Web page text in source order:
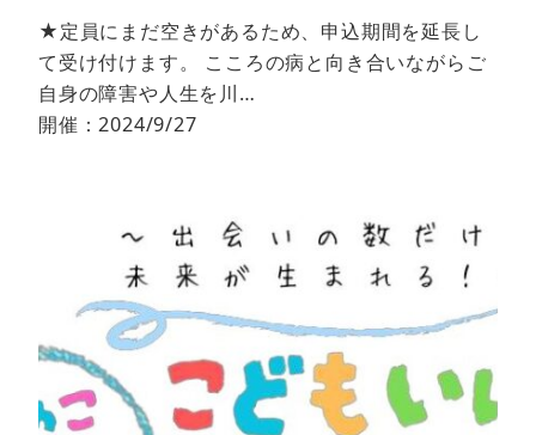
★定員にまだ空きがあるため、申込期間を延長し
て受け付けます。 こころの病と向き合いながらご
自身の障害や人生を川…
開催：2024/9/27